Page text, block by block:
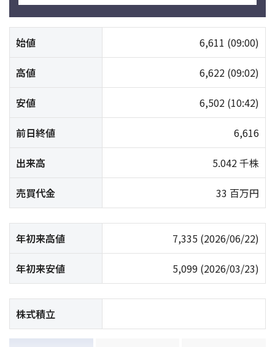
始値 6,611 (09:00)
高値 6,622 (09:02)
安値 6,502 (10:42)
前日終値 6,616
出来高 5.042 千株
売買代金 33 百万円
年初来高値 7,335 (2026/06/22)
年初来安値 5,099 (2026/03/23)
株式積立